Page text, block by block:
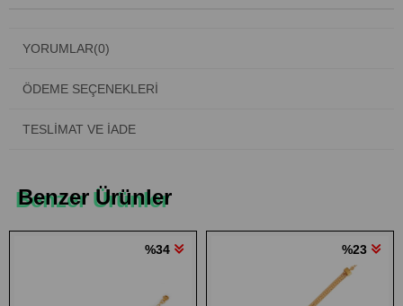
YORUMLAR(0)
ÖDEME SEÇENEKLERI
TESLIMAT VE İADE
Benzer Ürünler
%34 %23